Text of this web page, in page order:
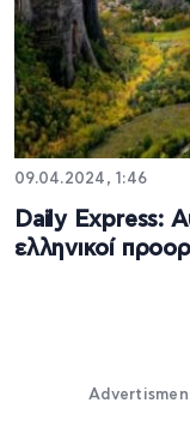
09.04.2024, 1:46
Daily Express:
ελληνικοί